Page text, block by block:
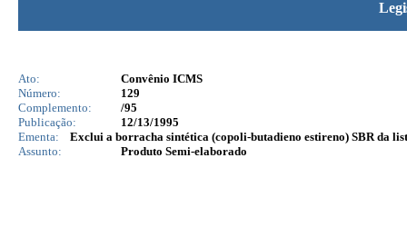
Ato:
Convênio ICMS
Número:
129
Complemento:
/95
Publicação:
12/13/1995
Ementa:
Exclui a borracha sintética (copoli-butadieno estireno) SBR da
Assunto:
Produto Semi-elaborado